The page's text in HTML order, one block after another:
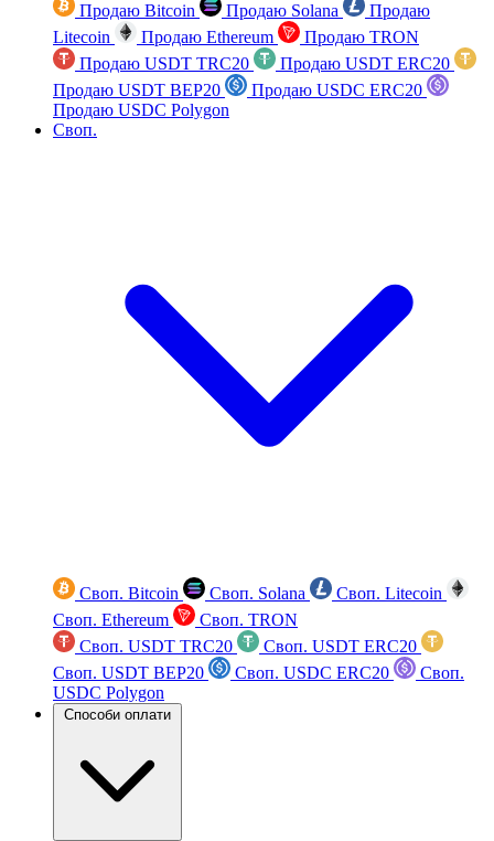
Продаю Bitcoin Продаю Solana
Продаю
Litecoin
Продаю Ethereum
Продаю TRON
Продаю USDT TRC20
Продаю USDT ERC20
Продаю USDT BEP20
Продаю USDC ERC20
Продаю USDC Polygon
Своп.
Своп. Bitcoin Своп. Solana
Своп. Litecoin
Своп. Ethereum
Своп. TRON
Своп. USDT TRC20
Своп. USDT ERC20
Своп. USDT BEP20
Своп. USDC ERC20
Своп.
USDC Polygon
Способи оплати